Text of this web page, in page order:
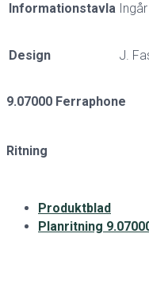
Informationstavla
Design J.
9.07000 Ferraphone
Ritning
Produktblad
Planritning